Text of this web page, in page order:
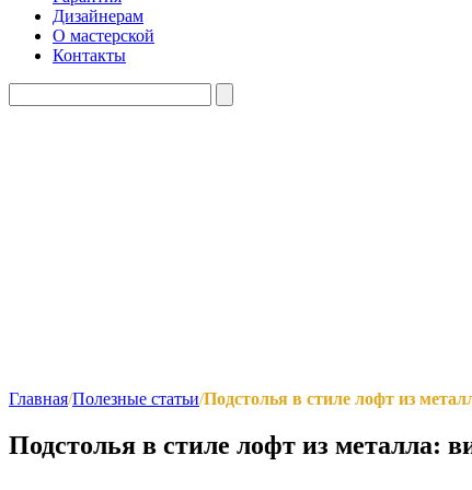
Дизайнерам
О мастерской
Контакты
Главная/Полезные статьи/Подстолья в стиле лофт из
Подстолья в стиле лофт из металла: